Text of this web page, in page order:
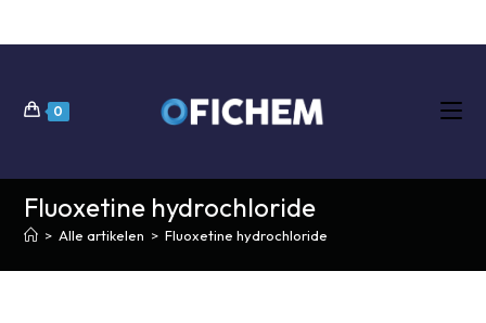
0
Fluoxetine hydrochloride
> Alle artikelen > Fluoxetine hydrochloride